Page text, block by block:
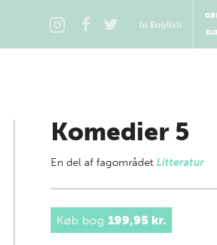
In English
Komedier 5
En del af fagområdet Litteratur
Køb bog 199,95 kr.